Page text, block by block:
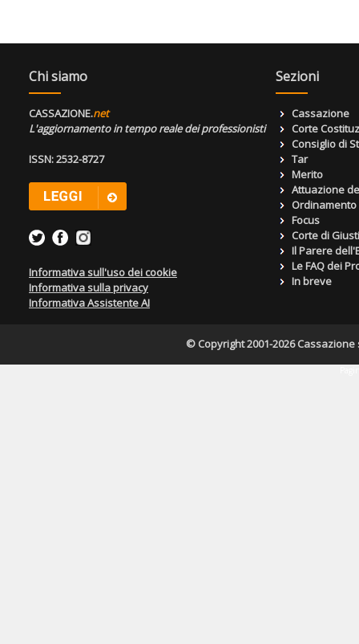
Chi siamo
CASSAZIONE.net
L'aggiornamento in tempo reale dei professionisti
ISSN: 2532-8727
Informativa sull'uso dei cookie
Informativa sulla privacy
Informativa Assistente AI
Sezioni
Cassazione
Corte
Consiglio di
Tar
Merito
Attuazione
Focus
Corte di
Il Parere
Le FAQ dei
In breve
© Copyright 2001-2026 Cassazione